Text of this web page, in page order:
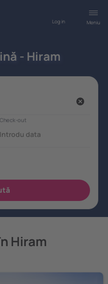
Meniu
Log in
- Hiram
Hiram